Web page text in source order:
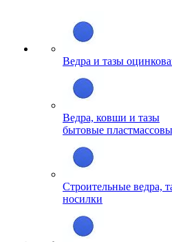
Ведра и тазы
Ведра, ковши и тазы
бытовые
Строительные ведра,
носилки